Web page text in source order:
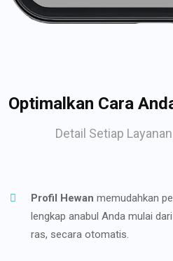
Optimalkan Cara
Detail Setiap
Profil Hewan memudahkan
lengkap anabul Anda mulai
ras, secara otomatis.